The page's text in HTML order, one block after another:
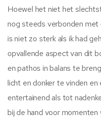
Hoewel het niet het
nog steeds verbonden met
is niet zo sterk als ik had
opvallende aspect van dit
en pathos in balans te
licht en donker te vinden
entertainend als tot
bij de hand voor